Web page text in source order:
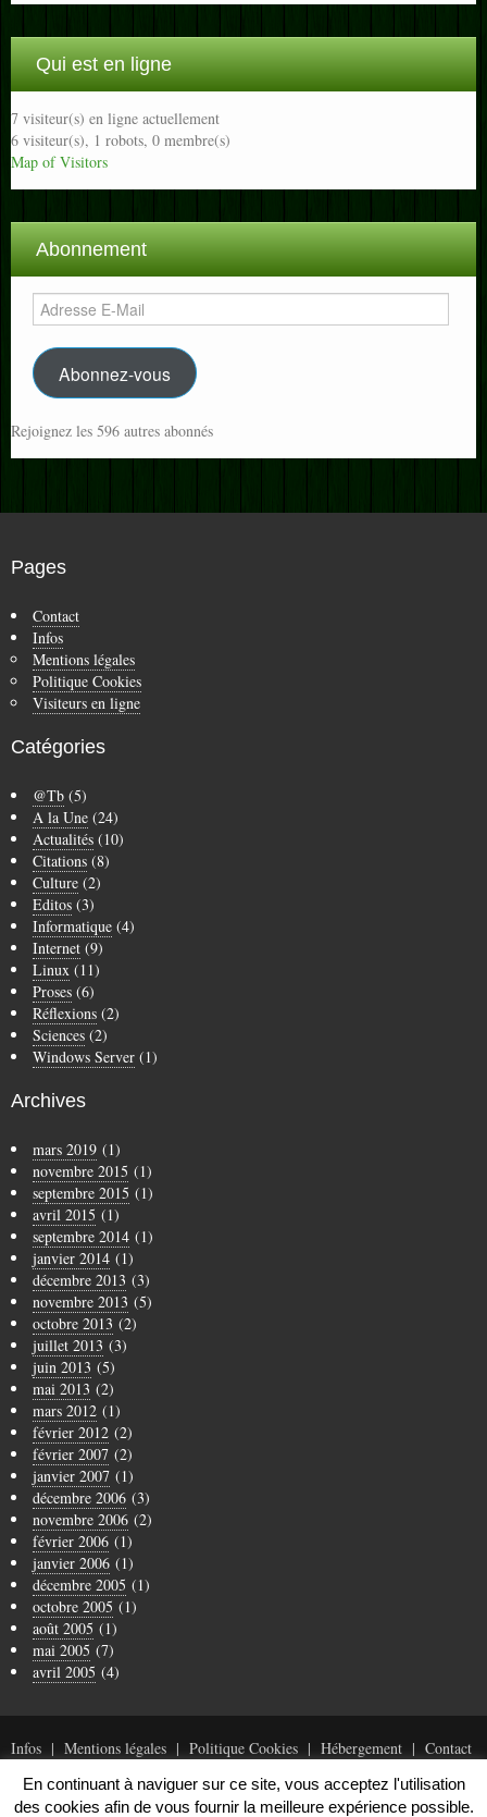
Qui est en ligne
7 visiteur(s) en ligne actuellement
6 visiteur(s), 1 robots, 0 membre(s)
Map of Visitors
Abonnement
Adresse
E-
Mail
Abonnez-vous
Rejoignez les 596 autres abonnés
Pages
Contact
Infos
Mentions légales
Politique Cookies
Visiteurs en ligne
Catégories
@Tb (5)
A la Une (24)
Actualités (10)
Citations (8)
Culture (2)
Editos (3)
Informatique (4)
Internet (9)
Linux (11)
Proses (6)
Réflexions (2)
Sciences (2)
Windows Server (1)
Archives
mars 2019 (1)
novembre 2015 (1)
septembre 2015 (1)
avril 2015 (1)
septembre 2014 (1)
janvier 2014 (1)
décembre 2013 (3)
novembre 2013 (5)
octobre 2013 (2)
juillet 2013 (3)
juin 2013 (5)
mai 2013 (2)
mars 2012 (1)
février 2012 (2)
février 2007 (2)
janvier 2007 (1)
décembre 2006 (3)
novembre 2006 (2)
février 2006 (1)
janvier 2006 (1)
décembre 2005 (1)
octobre 2005 (1)
août 2005 (1)
mai 2005 (7)
avril 2005 (4)
Infos Mentions légales Politique Cookies Hébergement Contact
En continuant à naviguer sur ce site, vous acceptez l'utilisation
des cookies afin de vous fournir la meilleure expérience possible.